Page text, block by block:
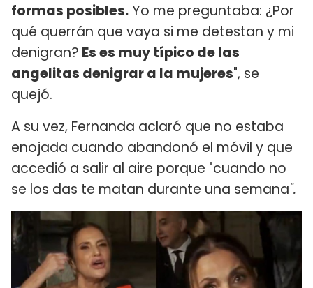
formas posibles.Yo me preguntaba: ¿Por
qué querrán que vaya si me detestan y mi
denigran? Es es muy típico de las
angelitas denigrar a la mujeres", se
quejó.
A su vez, Fernanda aclaró que no estaba
enojada cuando abandonó el móvil y que
accedió a salir al aire porque "cuando no
se los das te matan durante una semana".